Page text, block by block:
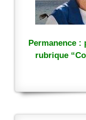
Permanence
rubrique